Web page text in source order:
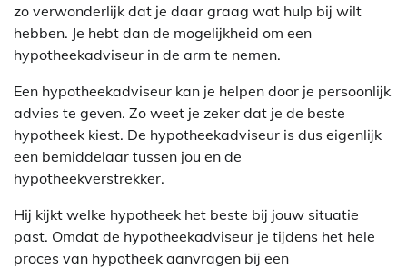
zo verwonderlijk dat je daar graag wat hulp bij wilt
hebben. Je hebt dan de mogelijkheid om een
hypotheekadviseur in de arm te nemen.
Een hypotheekadviseur kan je helpen door je persoonlijk
advies te geven. Zo weet je zeker dat je de beste
hypotheek kiest. De hypotheekadviseur is dus eigenlijk
een bemiddelaar tussen jou en de
hypotheekverstrekker.
Hij kijkt welke hypotheek het beste bij jouw situatie
past. Omdat de hypotheekadviseur je tijdens het hele
proces van hypotheek aanvragen bij een